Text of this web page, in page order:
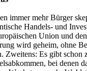
immer mehr Bürger
Handels- und
Union und
wird geheim, ohne
Zweitens: Es gibt schon
bei denen